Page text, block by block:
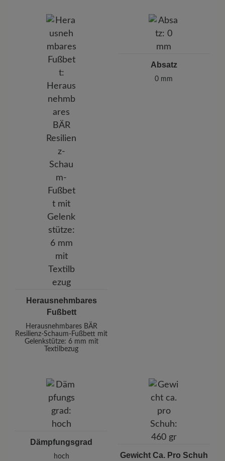
Herausnehmbares
Fußbett
Herausnehmbares BÄR
Resilienz-Schaum-Fußbett mit
Gelenkstütze: 6 mm mit
Textilbezug
Absatz
0 mm
Dämpfungsgrad
hoch Gewicht Ca. Pro Schuh